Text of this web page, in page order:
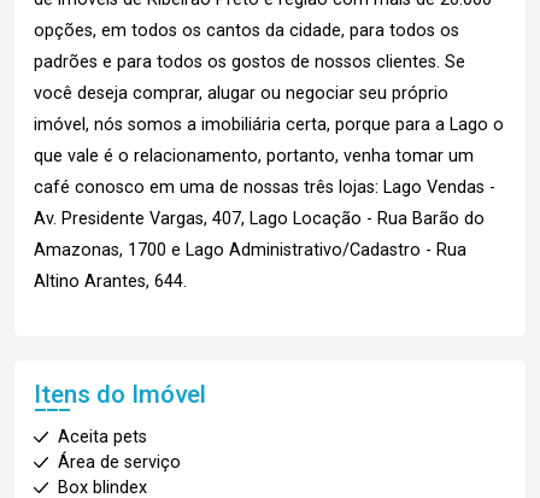
opções, em todos os cantos da cidade, para todos os
padrões e para todos os gostos de nossos clientes. Se
você deseja comprar, alugar ou negociar seu próprio
imóvel, nós somos a imobiliária certa, porque para a Lago o
que vale é o relacionamento, portanto, venha tomar um
café conosco em uma de nossas três lojas: Lago Vendas -
Av. Presidente Vargas, 407, Lago Locação - Rua Barão do
Amazonas, 1700 e Lago Administrativo/Cadastro - Rua
Altino Arantes, 644.
Itens do Imóvel
Aceita pets
Área de serviço
Box blindex